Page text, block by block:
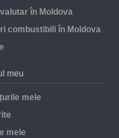
în Moldova
combustibili în Moldova
meu
mele
mele